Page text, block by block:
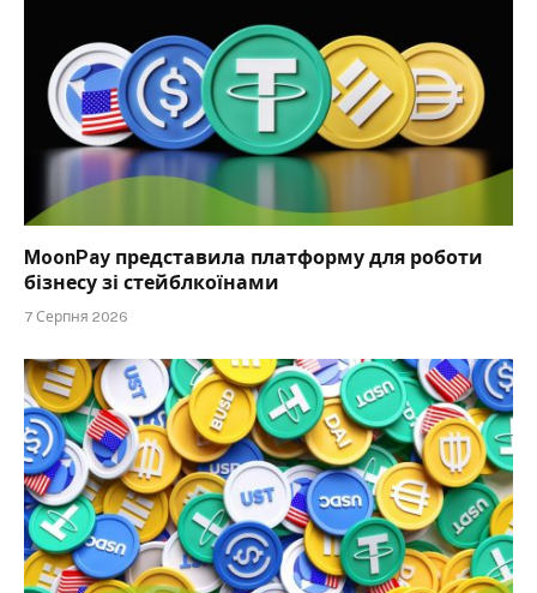
MoonPay представила платформу для роботи
бізнесу зі стейблкоїнами
7 Серпня 2026